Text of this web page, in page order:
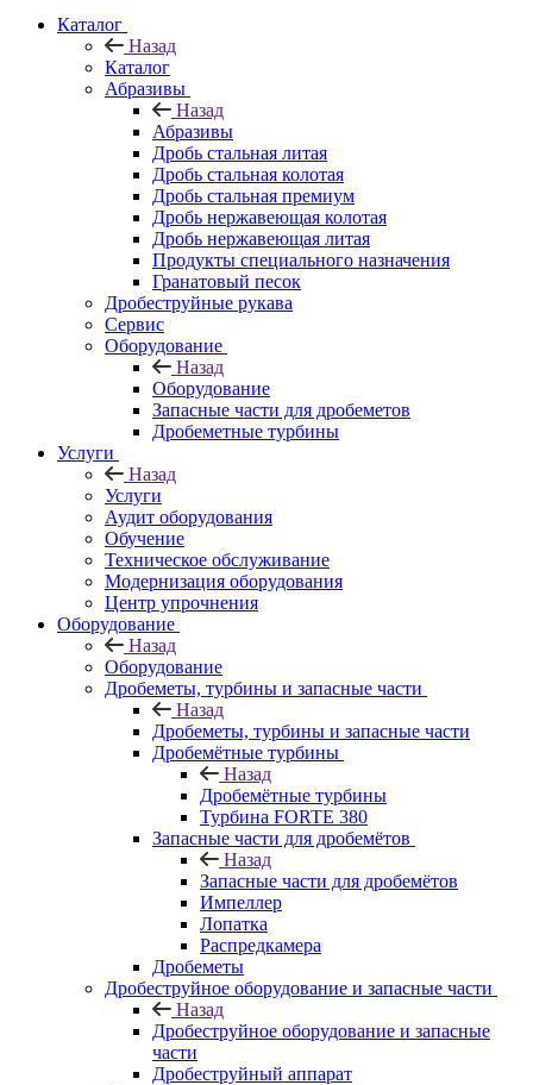
Каталог
Назад
Каталог
Абразивы
Назад
Абразивы
Дробь стальная литая
Дробь стальная колотая
Дробь стальная премиум
Дробь нержавеющая колотая
Дробь нержавеющая литая
Продукты специального назначения
Гранатовый песок
Дробеструйные рукава
Сервис
Оборудование
Назад
Оборудование
Запасные части для дробеметов
Дробеметные турбины
Услуги
Назад
Услуги
Аудит оборудования
Обучение
Техническое обслуживание
Модернизация оборудования
Центр упрочнения
Оборудование
Назад
Оборудование
Дробеметы, турбины и запасные части
Назад
Дробеметы, турбины и запасные части
Дробемётные турбины
Назад
Дробемётные турбины
Турбина FORTE 380
Запасные части для дробемётов
Назад
Запасные части для дробемётов
Импеллер
Лопатка
Распредкамера
Дробеметы
Дробеструйное оборудование и запасные части
Назад
Дробеструйное оборудование и запасные
части
Дробеструйный аппарат